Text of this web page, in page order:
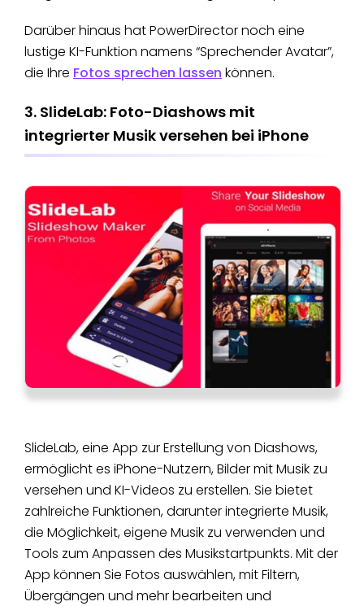
Darüber hinaus hat PowerDirector noch eine
lustige KI-Funktion namens “Sprechender Avatar”,
die Ihre Fotos sprechen lassen können.
3. SlideLab: Foto-Diashows mit
integrierter Musik versehen bei iPhone
SlideLab, eine App zur Erstellung von Diashows,
ermöglicht es iPhone-Nutzern, Bilder mit Musik zu
versehen und KI-Videos zu erstellen. Sie bietet
zahlreiche Funktionen, darunter integrierte Musik,
die Möglichkeit, eigene Musik zu verwenden und
Tools zum Anpassen des Musikstartpunkts. Mit der
App können Sie Fotos auswählen, mit Filtern,
Übergängen und mehr bearbeiten und